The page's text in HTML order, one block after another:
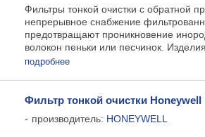
Фильтры тонкой очистки с обратной
непрерывное снабжение
предотвращают проникновение
волокон пеньки или песчинок. Изделия
подробнее
Фильтр тонкой очистки Honeywell
производитель: HONEYWELL